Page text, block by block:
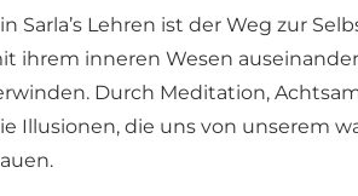
Sarla’s Lehren ist der Weg zur
ihrem inneren Wesen
Durch Meditation,
Illusionen, die uns von unserem